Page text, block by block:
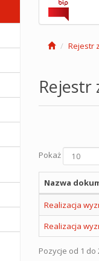
Rejestr
Rejestr
Pokaż
Nazwa
Realizacja
Realizacja
Pozycje od 1 do